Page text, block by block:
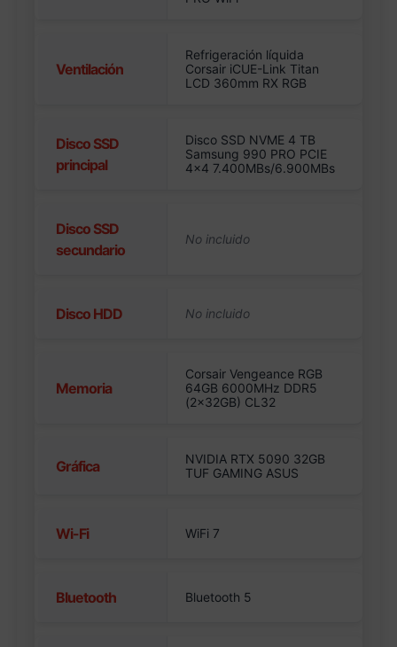
Ventilación
Refrigeración líquida
Corsair iCUE-Link Titan
LCD 360mm RX RGB
Disco SSD
principal
Disco SSD NVME 4 TB
Samsung 990 PRO PCIE
4×4 7.400MBs/6.900MBs
Disco SSD
secundario
Disco HDD
Memoria
Corsair Vengeance RGB
64GB 6000MHz DDR5
(2x32GB) CL32
Gráfica
NVIDIA RTX 5090 32GB
TUF GAMING ASUS
Wi-Fi WiFi 7
Bluetooth Bluetooth 5